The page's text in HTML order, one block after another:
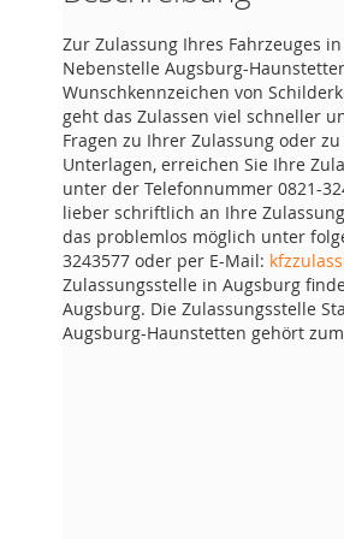
Zur Zulassung Ihres Fahrzeuges
Nebenstelle Augsburg-
Wunschkennzeichen von
geht das Zulassen viel schneller
Fragen zu Ihrer Zulassung oder
Unterlagen, erreichen Sie Ihre
unter der Telefonnummer 0821-
lieber schriftlich an Ihre
das problemlos möglich unter
3243577 oder per E-Mail:
Zulassungsstelle in Augsburg
Augsburg. Die Zulassungsstelle
Augsburg-Haunstetten gehört